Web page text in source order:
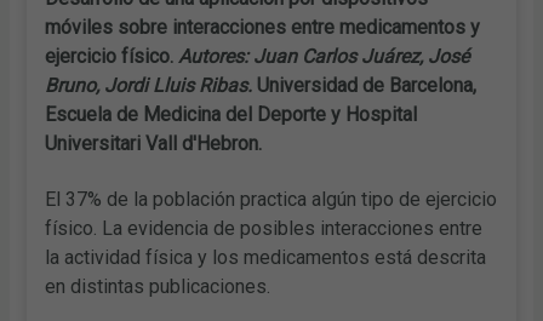
móviles sobre interacciones entre medicamentos y
ejercicio físico.Autores: Juan Carlos Juárez, José
Bruno, Jordi Lluis Ribas. Universidad de Barcelona,
Escuela de Medicina del Deporte y Hospital
Universitari Vall d'Hebron.
El 37% de la población practica algún tipo de ejercicio
físico. La evidencia de posibles interacciones entre
la actividad física y los medicamentos está descrita
en distintas publicaciones.